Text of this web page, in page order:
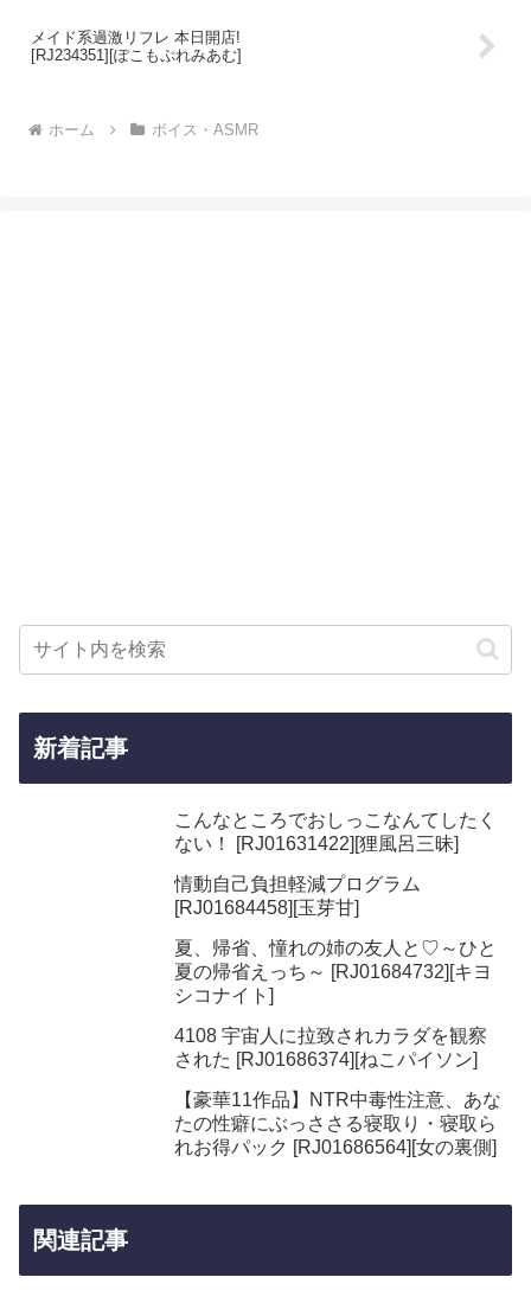
メイド系過激リフレ 本日開店!
[RJ234351][ぽこもぷれみあむ]
ホーム ボイス・ASMR
新着記事
こんなところでおしっこなんてしたく
ない！ [RJ01631422][狸風呂三昧]
情動自己負担軽減プログラム
[RJ01684458][玉芽甘]
夏、帰省、憧れの姉の友人と♡～ひと
夏の帰省えっち～ [RJ01684732][キヨ
シコナイト]
4108 宇宙人に拉致されカラダを観察
された [RJ01686374][ねこパイソン]
【豪華11作品】NTR中毒性注意、あな
たの性癖にぶっささる寝取り・寝取ら
れお得パック [RJ01686564][女の裏側]
関連記事